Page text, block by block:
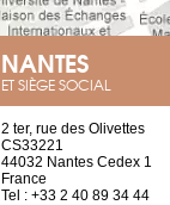
NANTES
ET SIÈGE SOCIAL
2 ter, rue des Olivettes
CS33221
44032 Nantes Cedex 1
France
Tel : +33 2 40 89 34 44